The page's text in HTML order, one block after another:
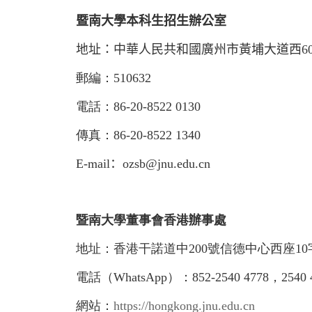
暨南大學本科生招生辦公室
地址：中華人民共和國廣州市黃埔大道西
郵編： 510632
電話：86-20-8522 0130
傳真：86-20-8522 1340
E-mail：ozsb@jnu.edu.cn
暨南大學董事會香港辦事處
地址：香港干諾道中200號信德中心西座10
電話（WhatsApp）：852-2540 4778 ，2540
網站：https://hongkong.jnu.edu.cn